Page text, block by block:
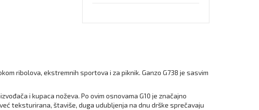
ribolova, ekstremnih sportova i za piknik. Ganzo G738 je sasvim
i kupaca noževa. Po ovim osnovama G10 je značajno
teksturirana, štaviše, duga udubljenja na dnu drške sprečavaju